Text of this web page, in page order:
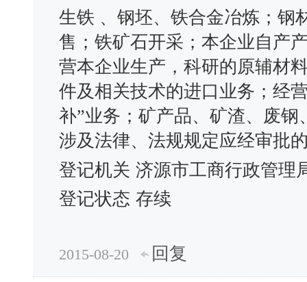
生铁 、钢坯、铁合金冶炼；钢
售；铁矿石开采；本企业自产
营本企业生产，科研的原辅材
件及相关技术的进口业务；经
补”业务；矿产品、矿渣、废
涉及法律、法规规定应经审批
登记机关 济源市工商行政管理
登记状态 存续
2015-08-20
回复